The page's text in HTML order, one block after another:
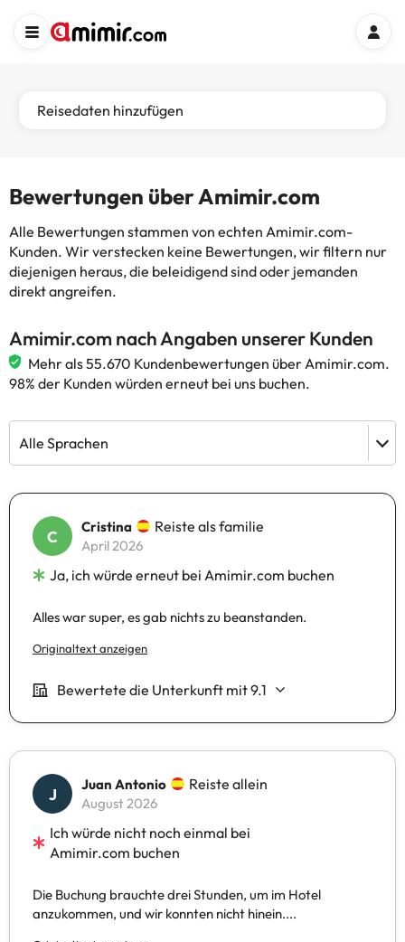
Reisedaten hinzufügen
Bewertungen über Amimir.com
Alle Bewertungen stammen von echten Amimir.com-
Kunden. Wir verstecken keine Bewertungen, wir filtern nur
diejenigen heraus, die beleidigend sind oder jemanden
direkt angreifen.
Amimir.com nach Angaben unserer Kunden
Mehr als 55.670 Kundenbewertungen über Amimir.com.
98% der Kunden würden erneut bei uns buchen.